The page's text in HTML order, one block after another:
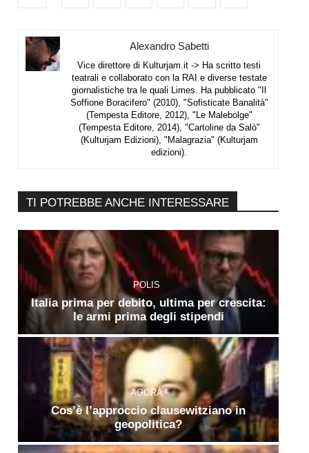
Alexandro Sabetti
Vice direttore di Kulturjam.it -> Ha scritto testi
teatrali e collaborato con la RAI e diverse testate
giornalistiche tra le quali Limes. Ha pubblicato "Il
Soffione Boracifero" (2010), "Sofisticate Banalità"
(Tempesta Editore, 2012), "Le Malebolge"
(Tempesta Editore, 2014), "Cartoline da Salò"
(Kulturjam Edizioni), "Malagrazia" (Kulturjam
edizioni).
TI POTREBBE ANCHE INTERESSARE
POLIS
Italia prima per debito, ultima per crescita:
le armi prima degli stipendi
AGORÀ
Cos’è l’approccio clausewitziano in
geopolitica?